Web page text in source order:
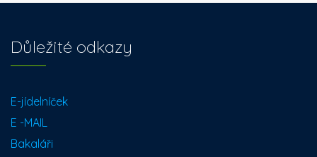
Důležité odkazy
E-jídelníček
E -MAIL
Bakaláři